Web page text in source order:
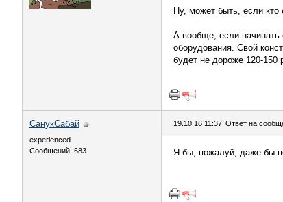
Ну, может быть, если
А вообще, если начинать
оборудования. Свой
будет не дороже 120-150
СанукСабай
experienced
Сообщений: 683
19.10.16 11:37 Ответ на
Я бы, пожалуй, даже бы